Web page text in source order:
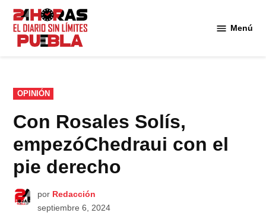
Saltar
contenido
Menú
PUBLICADO
EN
OPINIÓN
Con Rosales Solís,
empezóChedraui con el
pie derecho
por Redacción
septiembre 6, 2024